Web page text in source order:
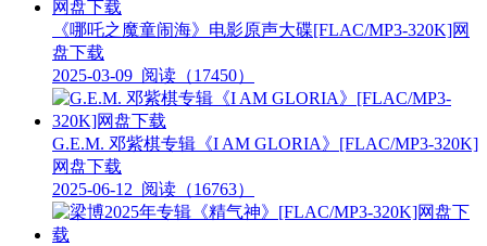
《哪吒之魔童闹海》电影原声大碟[FLAC/MP3-320K]网
盘下载
2025-03-09 阅读（17450）
G.E.M. 邓紫棋专辑《I AM GLORIA》[FLAC/MP3-320K]
网盘下载
2025-06-12 阅读（16763）